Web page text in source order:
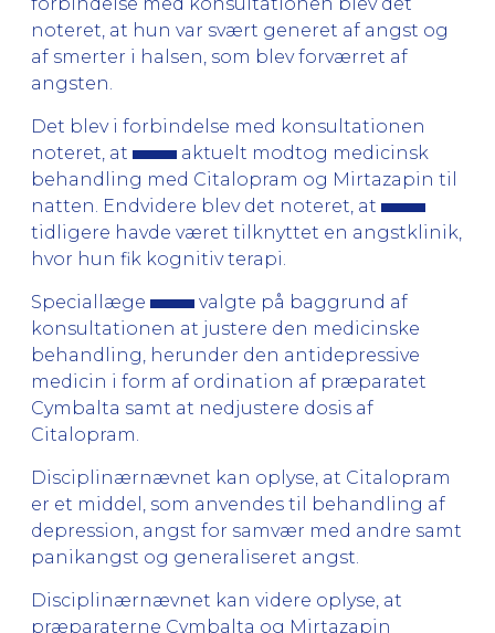
noteret, at hun var svært generet af angst og
af smerter i halsen, som blev forværret af
angsten.
Det blev i forbindelse med konsultationen
noteret, at
aktuelt modtog medicinsk
behandling med Citalopram og Mirtazapin til
natten. Endvidere blev det noteret, at
tidligere havde været tilknyttet en angstklinik,
hvor hun fik kognitiv terapi.
Speciallæge
valgte på baggrund af
konsultationen at justere den medicinske
behandling, herunder den antidepressive
medicin i form af ordination af præparatet
Cymbalta samt at nedjustere dosis af
Citalopram.
Disciplinærnævnet kan oplyse, at Citalopram
er et middel, som anvendes til behandling af
depression, angst for samvær med andre samt
panikangst og generaliseret angst.
Disciplinærnævnet kan videre oplyse, at
præparaterne Cymbalta og Mirtazapin